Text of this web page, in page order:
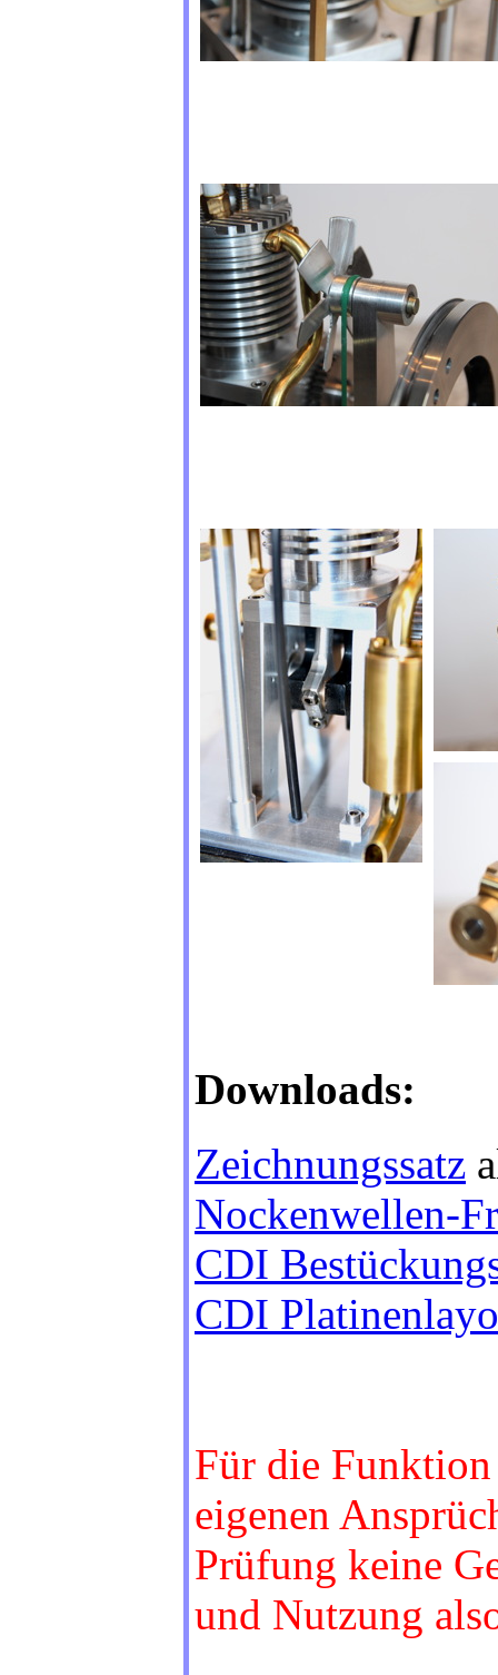
Downloads:
Zeichnungssatz
Nockenwellen-
CDI
CDI
Für die
eigenen
Prüfung keine
und Nutzung